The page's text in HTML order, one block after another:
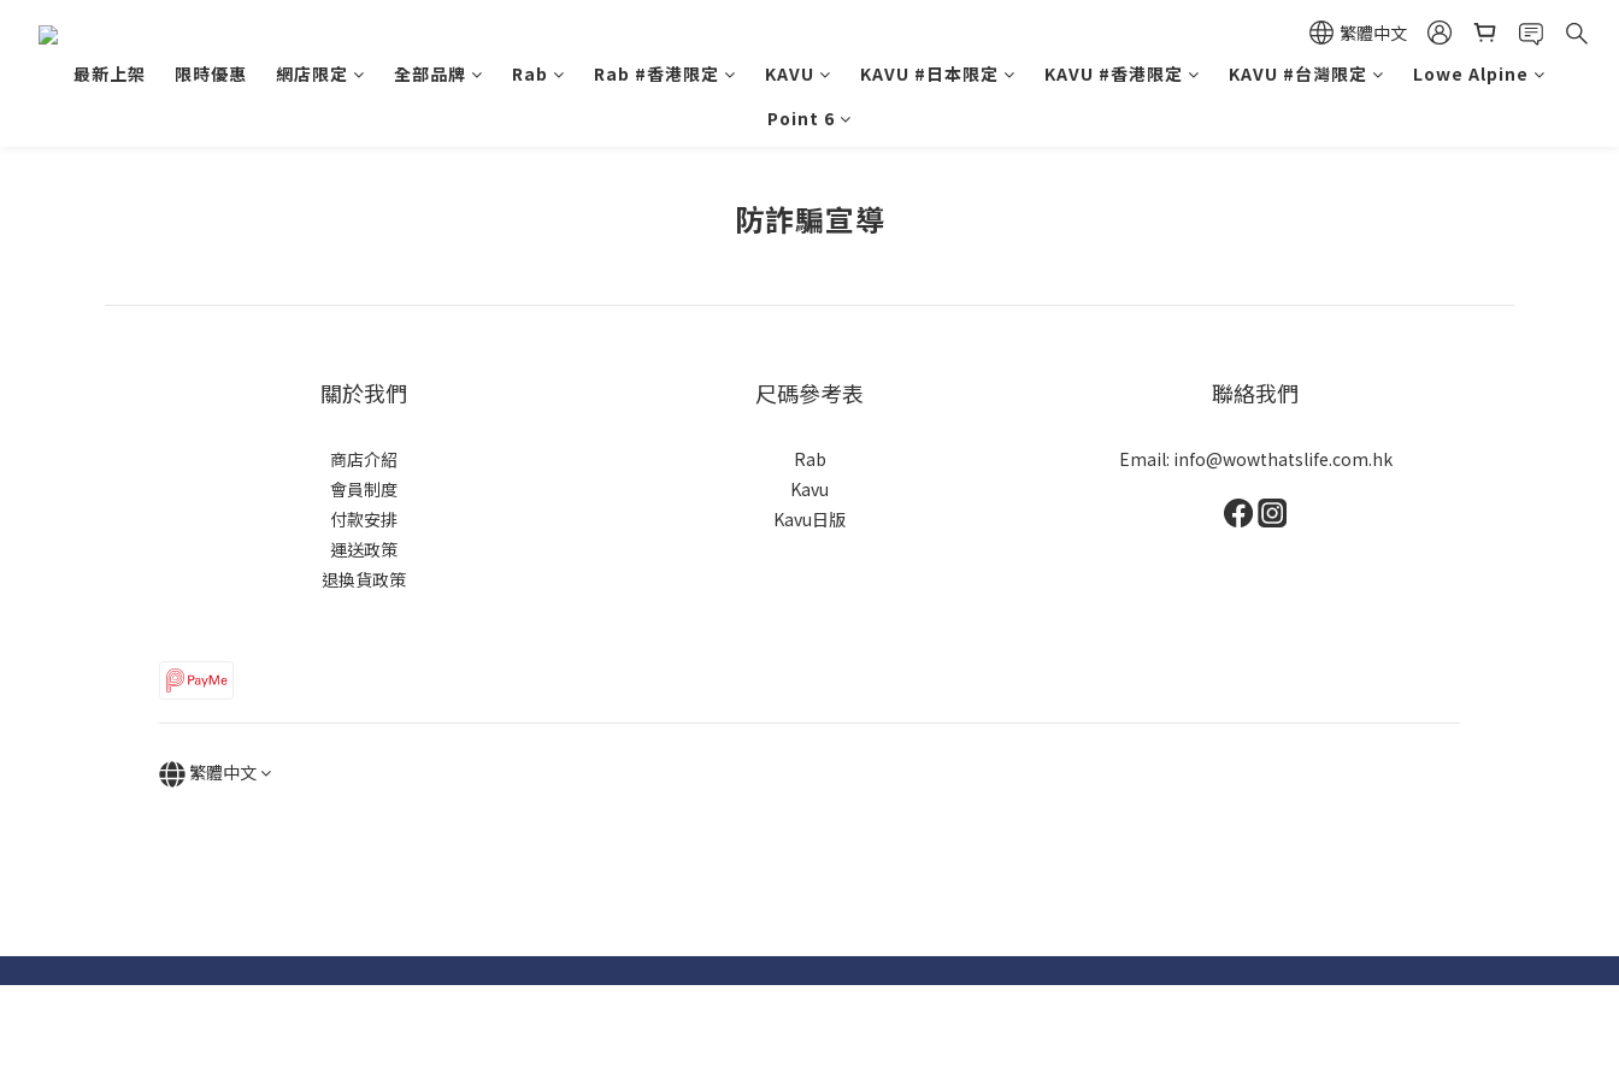
繁體中文
最新上架
限時優惠 網店限定 全部品牌 Rab Rab #香港限定 KAVU KAVU #日本限定 KAVU #香港限定 KAVU #台灣限定
Lowe Alpine
Point 6
防詐騙宣導
關於我們
商店介紹
會員制度
付款安排
運送政策
退換貨政策
尺碼參考表
Rab
Kavu
Kavu日版
聯絡我們
Email: info@wowthatslife.com.hk
繁體中文